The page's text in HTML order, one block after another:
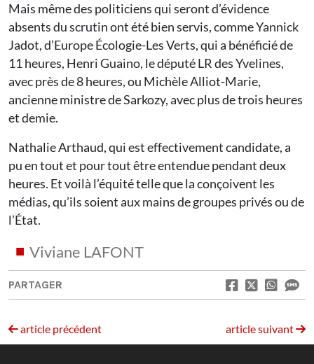
Mais même des politiciens qui seront d’évidence
absents du scrutin ont été bien servis, comme Yannick
Jadot, d’Europe Écologie-Les Verts, qui a bénéficié de
11 heures, Henri Guaino, le député LR des Yvelines,
avec près de 8 heures, ou Michèle Alliot-Marie,
ancienne ministre de Sarkozy, avec plus de trois heures
et demie.
Nathalie Arthaud, qui est effectivement candidate, a
pu en tout et pour tout être entendue pendant deux
heures. Et voilà l’équité telle que la conçoivent les
médias, qu’ils soient aux mains de groupes privés ou de
l’État.
Viviane LAFONT
PARTAGER
article précédent article suivant